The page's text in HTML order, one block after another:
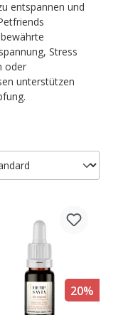
entspannen und
Stress
oder
unterstützen
20%